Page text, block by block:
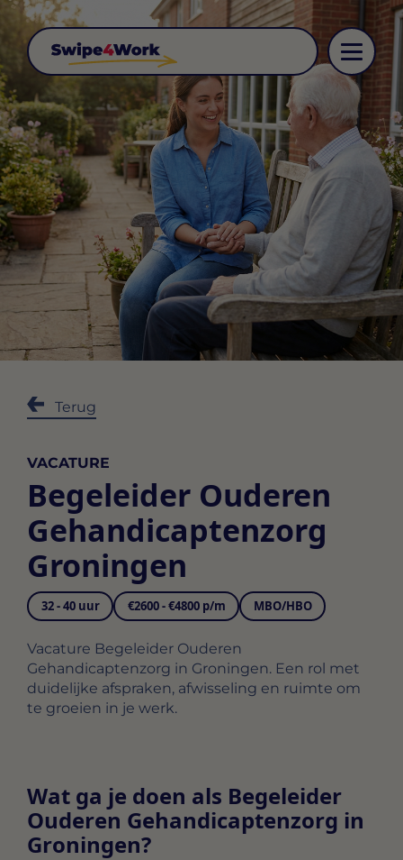
Terug
VACATURE
Begeleider Ouderen
Gehandicaptenzorg
Groningen
32 - 40 uur €2600 - €4800 p/m MBO/HBO
Vacature Begeleider Ouderen
Gehandicaptenzorg in Groningen. Een rol met
duidelijke afspraken, afwisseling en ruimte om
te groeien in je werk.
Wat ga je doen als Begeleider
Ouderen Gehandicaptenzorg in
Groningen?